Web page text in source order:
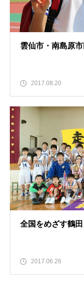
雲仙市・南島原
2017.08.20
全国をめざす鶴
2017.06.26